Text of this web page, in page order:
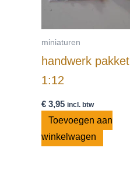
miniaturen
handwerk pakket
1:12
€ 3,95 incl. btw
Toevoegen aan
winkelwagen